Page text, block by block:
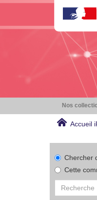
Nos
Accueil
Chercher
Cette